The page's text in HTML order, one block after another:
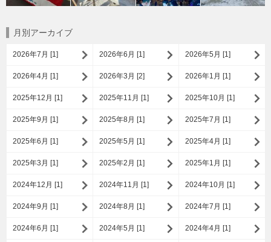
月別アーカイブ
2026年7月 [1] 2026年6月 [1] 2026年5月 [1]
2026年4月 [1] 2026年3月 [2] 2026年1月 [1]
2025年12月 [1] 2025年11月 [1] 2025年10月 [1]
2025年9月 [1] 2025年8月 [1] 2025年7月 [1]
2025年6月 [1] 2025年5月 [1] 2025年4月 [1]
2025年3月 [1] 2025年2月 [1] 2025年1月 [1]
2024年12月 [1] 2024年11月 [1] 2024年10月 [1]
2024年9月 [1] 2024年8月 [1] 2024年7月 [1]
2024年6月 [1] 2024年5月 [1] 2024年4月 [1]